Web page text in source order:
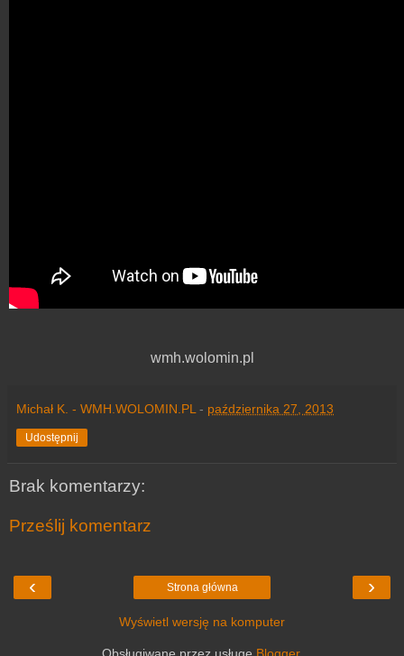
wmh.wolomin.pl
Michał K. - WMH.WOLOMIN.PL - października 27, 2013
Udostępnij
Brak komentarzy:
Prześlij komentarz
‹ ›
Strona główna
Wyświetl wersję na komputer